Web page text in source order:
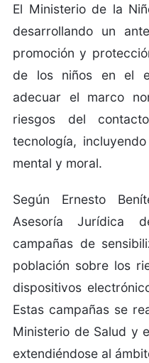
El Ministerio de la
desarrollando un
promoción y
de los niños en el
adecuar el marco
riesgos del
tecnología,
mental y moral.
Según Ernesto
Asesoría Jurídica
campañas de
población sobre los
dispositivos
Estas campañas se
Ministerio de Salud y
extendiéndose al